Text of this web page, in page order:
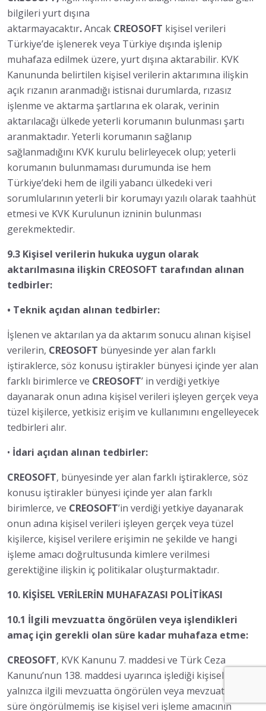
bilgileri yurt dışına
aktarmayacaktır.Ancak CREOSOFT kişisel verileri
Türkiye’de işlenerek veya Türkiye dışında işlenip
muhafaza edilmek üzere, yurt dışına aktarabilir. KVK
Kanununda belirtilen kişisel verilerin aktarımına ilişkin
açık rızanın aranmadığı istisnai durumlarda, rızasız
işlenme ve aktarma şartlarına ek olarak, verinin
aktarılacağı ülkede yeterli korumanın bulunması şartı
aranmaktadır. Yeterli korumanın sağlanıp
sağlanmadığını KVK kurulu belirleyecek olup; yeterli
korumanın bulunmaması durumunda ise hem
Türkiye’deki hem de ilgili yabancı ülkedeki veri
sorumlularının yeterli bir korumayı yazılı olarak taahhüt
etmesi ve KVK Kurulunun izninin bulunması
gerekmektedir.
9.3 Kişisel verilerin hukuka uygun olarak
aktarılmasına ilişkin CREOSOFT tarafından alınan
tedbirler:
• Teknik açıdan alınan tedbirler:
İşlenen ve aktarılan ya da aktarım sonucu alınan kişisel
verilerin, CREOSOFT bünyesinde yer alan farklı
iştiraklerce, söz konusu iştirakler bünyesi içinde yer alan
farklı birimlerce ve CREOSOFT’ in verdiği yetkiye
dayanarak onun adına kişisel verileri işleyen gerçek veya
tüzel kişilerce, yetkisiz erişim ve kullanımını engelleyecek
tedbirleri alır.
• İdari açıdan alınan tedbirler:
CREOSOFT, bünyesinde yer alan farklı iştiraklerce, söz
konusu iştirakler bünyesi içinde yer alan farklı
birimlerce, ve CREOSOFT’in verdiği yetkiye dayanarak
onun adına kişisel verileri işleyen gerçek veya tüzel
kişilerce, kişisel verilere erişimin ne şekilde ve hangi
işleme amacı doğrultusunda kimlere verilmesi
gerektiğine ilişkin iç politikalar oluşturmaktadır.
10. KİŞİSEL VERİLERİN MUHAFAZASI POLİTİKASI
10.1 İlgili mevzuatta öngörülen veya işlendikleri
amaç için gerekli olan süre kadar muhafaza etme:
CREOSOFT, KVK Kanunu 7. maddesi ve Türk Ceza
Kanunu’nun 138. maddesi uyarınca işlediği kişisel verileri
yalnızca ilgili mevzuatta öngörülen veya mevzuatta bir
süre öngörülmemiş ise kişisel veri işleme amacının